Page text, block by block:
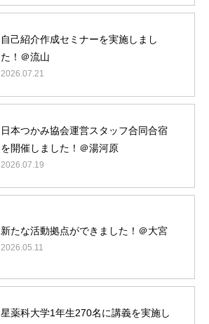
自己紹介作成セミナーを実施しまし
た！＠流山
2026.07.21
日本つかみ協会運営スタッフ合同合宿
を開催しました！＠湯河原
2026.07.19
新たな活動拠点ができました！＠大宮
2026.05.11
星薬科大学1年生270名に講義を実施し
プレセミナー